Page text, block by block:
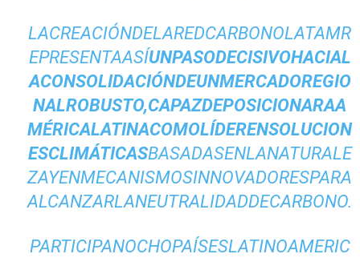
LACREACIÓNDELAREDCARBONOLATAMR
EPRESENTAASÍUNPASODECISIVOHACIAL
ACONSOLIDACIÓNDEUNMERCADOREGIO
NALROBUSTO,CAPAZDEPOSICIONARAA
MÉRICALATINACOMOLÍDERENSOLUCION
ESCLIMÁTICASBASADASENLANATURALE
ZAYENMECANISMOSINNOVADORESPARA
ALCANZARLANEUTRALIDADDECARBONO.
PARTICIPANOCHOPAÍSESLATINOAMERIC